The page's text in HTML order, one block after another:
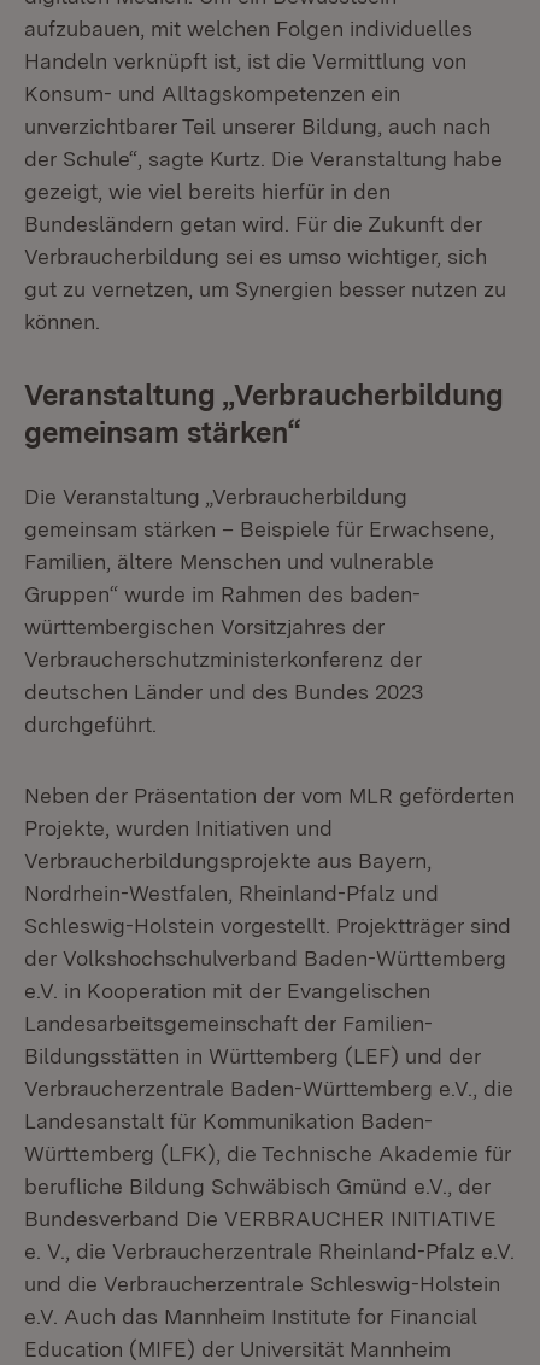
aufzubauen, mit welchen Folgen individuelles
Handeln verknüpft ist, ist die Vermittlung von
Konsum- und Alltagskompetenzen ein
unverzichtbarer Teil unserer Bildung, auch nach
der Schule“, sagte Kurtz. Die Veranstaltung habe
gezeigt, wie viel bereits hierfür in den
Bundesländern getan wird. Für die Zukunft der
Verbraucherbildung sei es umso wichtiger, sich
gut zu vernetzen, um Synergien besser nutzen zu
können.
Veranstaltung „Verbraucherbildung
gemeinsam stärken“
Die Veranstaltung „Verbraucherbildung
gemeinsam stärken – Beispiele für Erwachsene,
Familien, ältere Menschen und vulnerable
Gruppen“ wurde im Rahmen des baden-
württembergischen Vorsitzjahres der
Verbraucherschutzministerkonferenz der
deutschen Länder und des Bundes 2023
durchgeführt.
Neben der Präsentation der vom MLR geförderten
Projekte, wurden Initiativen und
Verbraucherbildungsprojekte aus Bayern,
Nordrhein-Westfalen, Rheinland-Pfalz und
Schleswig-Holstein vorgestellt. Projektträger sind
der Volkshochschulverband Baden-Württemberg
e.V. in Kooperation mit der Evangelischen
Landesarbeitsgemeinschaft der Familien-
Bildungsstätten in Württemberg (LEF) und der
Verbraucherzentrale Baden-Württemberg e.V., die
Landesanstalt für Kommunikation Baden-
Württemberg (LFK), die Technische Akademie für
berufliche Bildung Schwäbisch Gmünd e.V., der
Bundesverband Die VERBRAUCHER INITIATIVE
e. V., die Verbraucherzentrale Rheinland-Pfalz e.V.
und die Verbraucherzentrale Schleswig-Holstein
e.V. Auch das Mannheim Institute for Financial
Education (MIFE) der Universität Mannheim